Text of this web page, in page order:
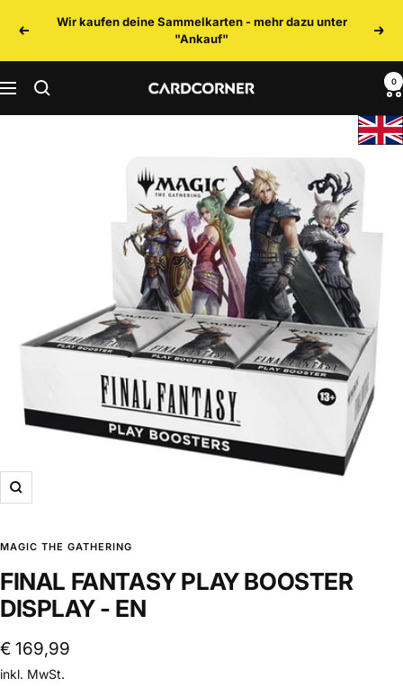
zumZurück
Wir kaufen deine Sammelkarten - mehr dazu unter
"Ankauf"
Navigation CARDCORNER 0
Zoom
MAGIC THE GATHERING
FINAL FANTASY PLAY BOOSTER
DISPLAY - EN
Angebotspreis
€ 169,99
inkl. MwSt.